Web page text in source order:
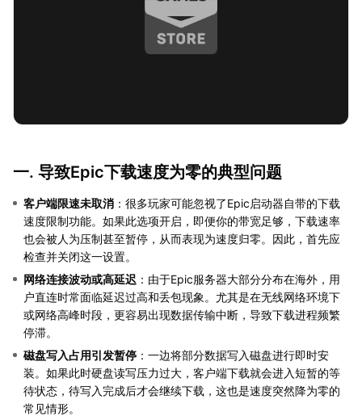
一. 导致Epic下载速度为零的典型问题
客户端限速未取消 ：很多玩家可能忽视了Epic启动器自带的下载
速度限制功能。如果此选项开启，即便你的带宽足够，下载速率
也会被人为压制甚至暂停，从而表现为速度归零。因此，首先应
检查并关闭这一设置。
网络连接波动或高延迟 ：由于Epic服务器大部分分布在海外，用
户直连时常面临延迟过高和丢包现象。尤其是在无线网络环境下
或网络高峰时段，更容易出现数据传输中断，导致下载进程频繁
停滞。
磁盘写入占用引发暂停 ：一边将部分数据写入磁盘进行即时安
装。如果此时硬盘读写压力过大，客户端下载就会进入短暂的等
待状态，待写入完成后才会继续下载，这也是速度突然降为零的
常见情形。